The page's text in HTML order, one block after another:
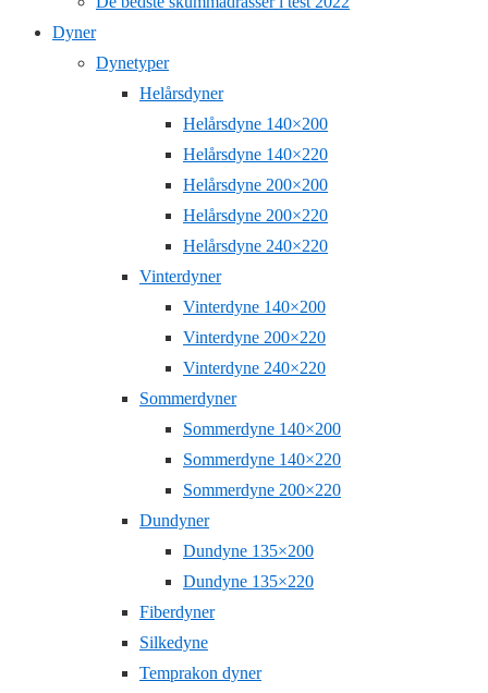
Dyner
Dynetyper
Helårsdyner
Helårsdyne 140×200
Helårsdyne 140×220
Helårsdyne 200×200
Helårsdyne 200×220
Helårsdyne 240×220
Vinterdyner
Vinterdyne 140×200
Vinterdyne 200×220
Vinterdyne 240×220
Sommerdyner
Sommerdyne 140×200
Sommerdyne 140×220
Sommerdyne 200×220
Dundyner
Dundyne 135×200
Dundyne 135×220
Fiberdyner
Silkedyne
Temprakon dyner